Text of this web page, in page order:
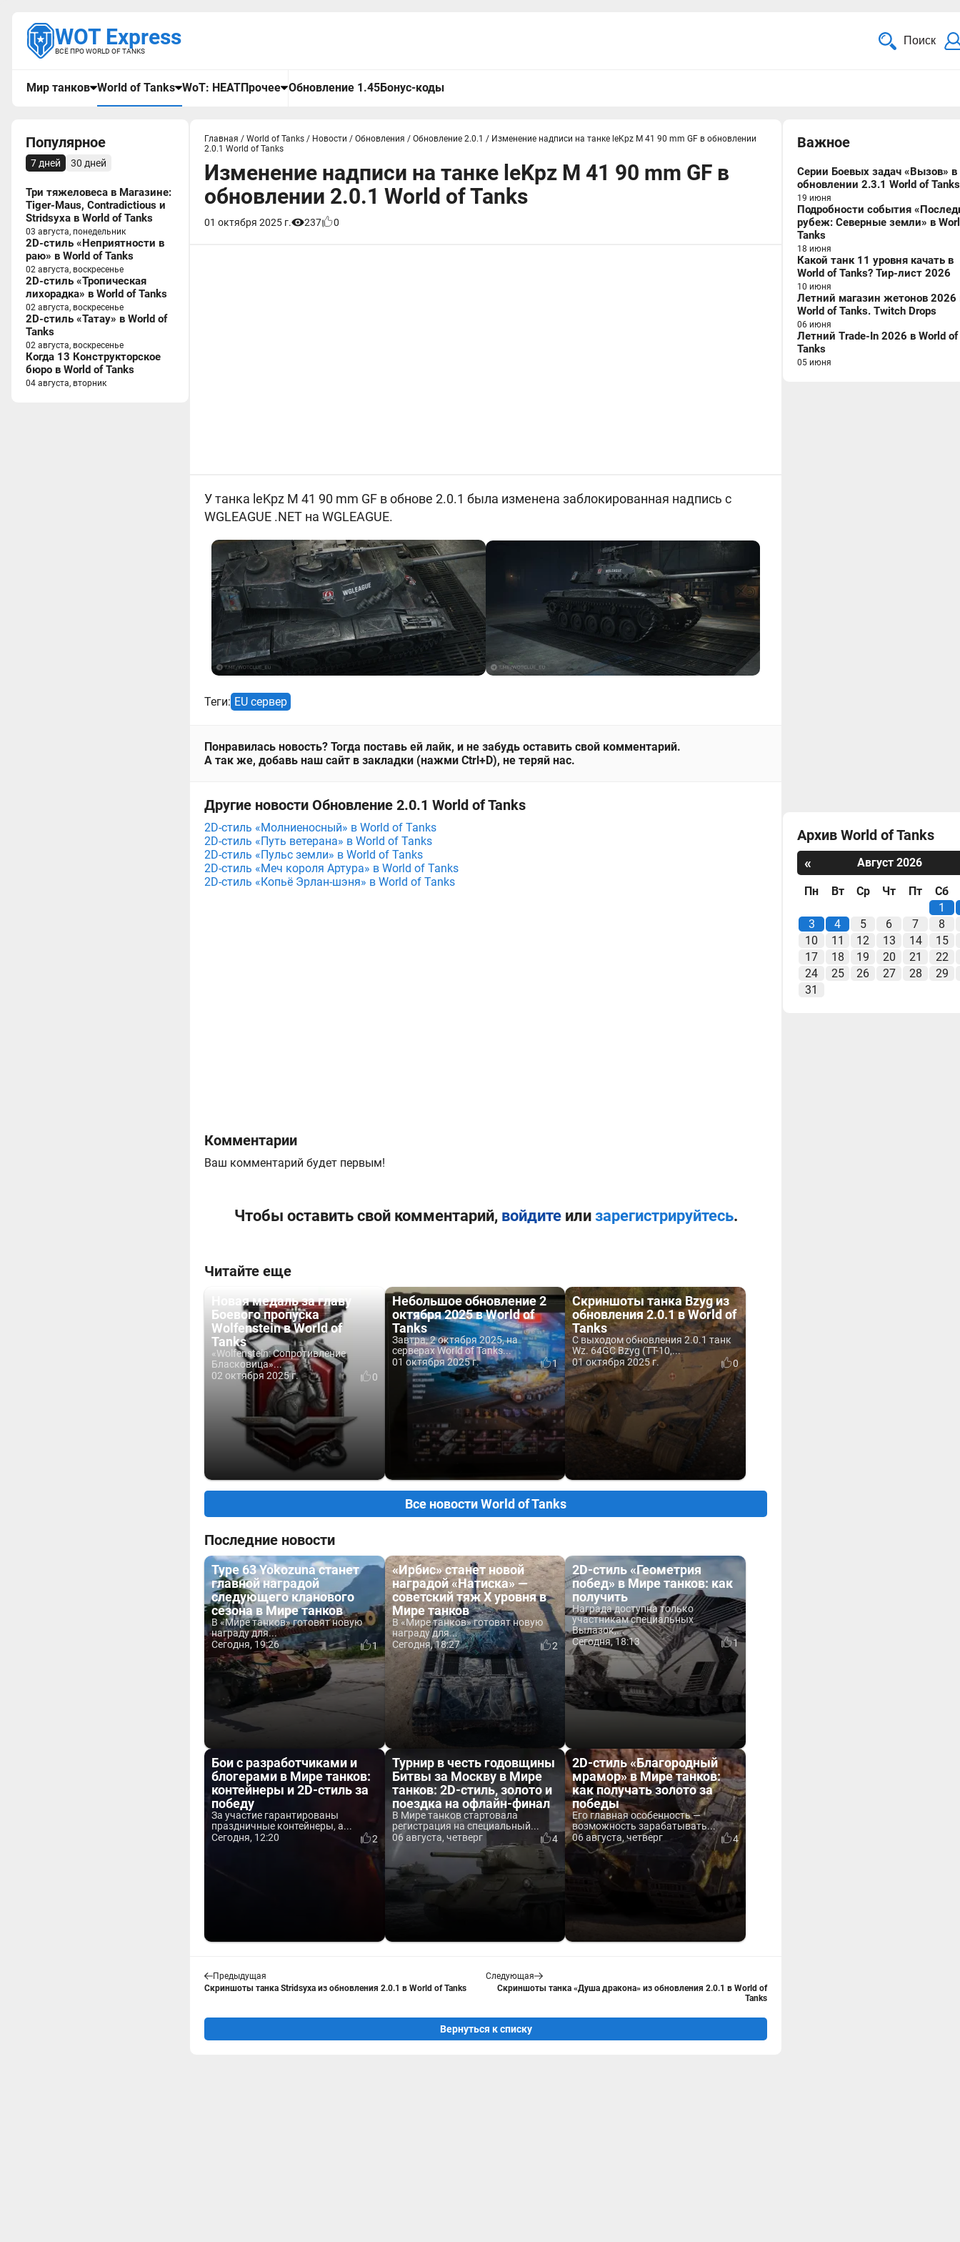
WOT Express
ВСЁ ПРО WORLD OF TANKS
Поиск
Мир танков World of Tanks WoT: HEATПрочее Обновление 1.45Бонус-коды
Популярное
7 дней 30 дней
Три тяжеловеса в Магазине:
Tiger-Maus, Contradictious и
Stridsyxa в World of Tanks
03 августа, понедельник
2D-стиль «Неприятности в
раю» в World of Tanks
02 августа, воскресенье
2D-стиль «Тропическая
лихорадка» в World of Tanks
02 августа, воскресенье
2D-стиль «Татау» в World of
Tanks
02 августа, воскресенье
Когда 13 Конструкторское
бюро в World of Tanks
04 августа, вторник
Главная / World of Tanks / Новости / Обновления / Обновление 2.0.1 / Изменение надписи на танке leKpz M 41 90 mm GF в обновлении
2.0.1 World of Tanks
Изменение надписи на танке leKpz M 41 90 mm GF в
обновлении 2.0.1 World of Tanks
01 октября 2025 г. 237 0
У танка leKpz M 41 90 mm GF в обнове 2.0.1 была изменена заблокированная надпись c
WGLEAGUE .NET на WGLEAGUE.
Теги: EU сервер
Понравилась новость? Тогда поставь ей лайк, и не забудь оставить свой комментарий.
А так же, добавь наш сайт в закладки (нажми Ctrl+D), не теряй нас.
Другие новости Обновление 2.0.1 World of Tanks
2D-стиль «Молниеносный» в World of Tanks
2D-стиль «Путь ветерана» в World of Tanks
2D-стиль «Пульс земли» в World of Tanks
2D-стиль «Меч короля Артура» в World of Tanks
2D-стиль «Копьё Эрлан-шэня» в World of Tanks
Комментарии
Ваш комментарий будет первым!
Чтобы оставить свой комментарий, войдитеили зарегистрируйтесь.
Читайте еще
Новая медаль за главу
Боевого пропуска
Wolfenstein в World of
Tanks
«Wolfenstein: Сопротивление
Бласковица»...
02 октября 2025 г.
0
Небольшое обновление 2
октября 2025 в World of
Tanks
Завтра, 2 октября 2025, на
серверах World of Tanks...
01 октября 2025 г.
1
Скриншоты танка Bzyg из
обновления 2.0.1 в World of
Tanks
С выходом обновления 2.0.1 танк
Wz. 64GC Bzyg (ТТ-10,...
01 октября 2025 г.
0
Все новости World of Tanks
Последние новости
Type 63 Yokozuna станет
главной наградой
следующего кланового
сезона в Мире танков
В «Мире танков» готовят новую
награду для...
Сегодня, 19:26
1
«Ирбис» станет новой
наградой «Натиска» —
советский тяж X уровня в
Мире танков
В «Мире танков» готовят новую
награду для...
Сегодня, 18:27
2
2D-стиль «Геометрия
побед» в Мире танков: как
получить
Награда доступна только
участникам специальных
Вылазок,...
Сегодня, 18:13
1
Бои с разработчиками и
блогерами в Мире танков:
контейнеры и 2D-стиль за
победу
За участие гарантированы
праздничные контейнеры, а...
Сегодня, 12:20
2
Турнир в честь годовщины
Битвы за Москву в Мире
танков: 2D-стиль, золото и
поездка на офлайн-финал
В Мире танков стартовала
регистрация на специальный...
06 августа, четверг
4
2D-стиль «Благородный
мрамор» в Мире танков:
как получать золото за
победы
Его главная особенность —
возможность зарабатывать...
06 августа, четверг
4
Предыдущая
Скриншоты танка Stridsyxa из обновления 2.0.1 в World of Tanks
Следующая
Скриншоты танка «Душа дракона» из обновления 2.0.1 в World of
Tanks
Вернуться к списку
Важное
Серии Боевых задач «Вызов» в
обновлении 2.3.1 World of Tanks
19 июня
Подробности события
рубеж: Северные земли» в
Tanks
18 июня
Какой танк 11 уровня качать в
World of Tanks? Тир-лист 2026
10 июня
Летний магазин жетонов 2026
World of Tanks. Twitch Drops
06 июня
Летний Trade-In 2026 в World of
Tanks
05 июня
Архив World of Tanks
«
Август 2026
Пн Вт Ср Чт Пт
Сб
1
3
4 5 6 7
8
10
11 12 13 14
15
17
18 19 20 21
22
24
25 26 27 28
29
31